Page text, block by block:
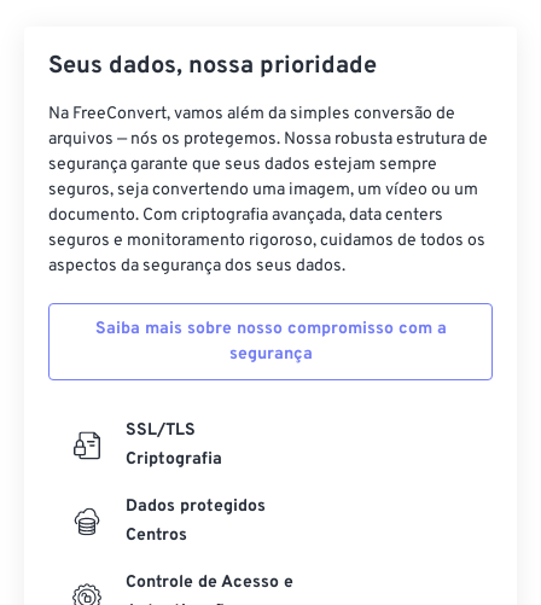
Seus dados, nossa prioridade
Na FreeConvert, vamos além da simples conversão de
arquivos — nós os protegemos. Nossa robusta estrutura de
segurança garante que seus dados estejam sempre
seguros, seja convertendo uma imagem, um vídeo ou um
documento. Com criptografia avançada, data centers
seguros e monitoramento rigoroso, cuidamos de todos os
aspectos da segurança dos seus dados.
Saiba mais sobre nosso compromisso com a
segurança
SSL/TLS
Criptografia
Dados protegidos
Centros
Controle de Acesso e